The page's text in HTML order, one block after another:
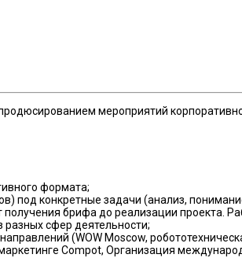
мероприятий
формата;
под конкретные задачи (анализ,
получения брифа до реализации проекта.
сфер деятельности;
(WOW Moscow,
Compot, Организация